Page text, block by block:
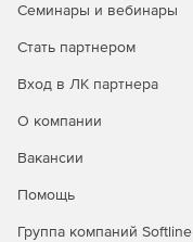
Семинары и вебинары
Стать партнером
Вход в ЛК партнера
О компании
Вакансии
Помощь
Группа компаний Softline